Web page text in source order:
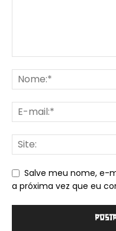
Salve meu nome, e-
a próxima vez que eu